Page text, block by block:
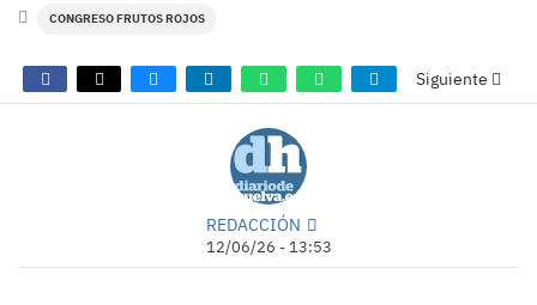
CONGRESO FRUTOS ROJOS
Siguiente
REDACCIÓN
12/06/26 - 13:53